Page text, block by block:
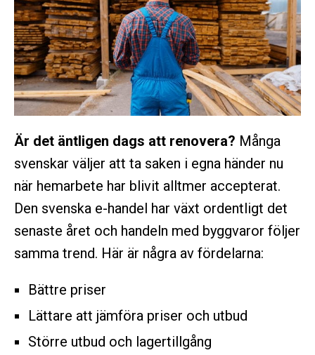
Är det äntligen dags att renovera? Många
svenskar väljer att ta saken i egna händer nu
när hemarbete har blivit alltmer accepterat.
Den svenska e-handel har växt ordentligt det
senaste året och handeln med byggvaror följer
samma trend. Här är några av fördelarna:
Bättre priser
Lättare att jämföra priser och utbud
Större utbud och lagertillgång